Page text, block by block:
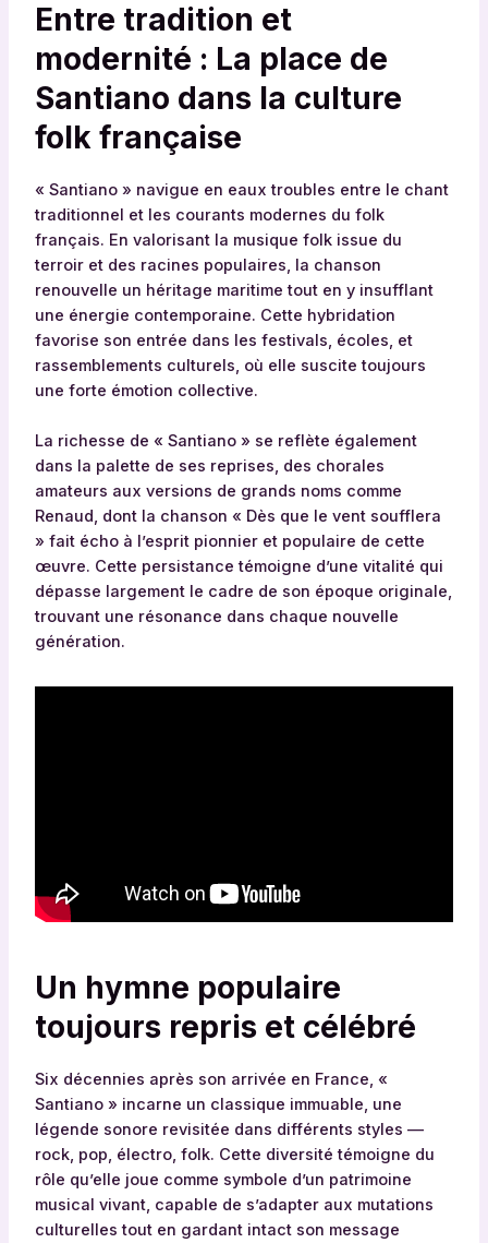
Entre tradition et
modernité : La place de
Santiano dans la culture
folk française
« Santiano » navigue en eaux troubles entre le chant
traditionnel et les courants modernes du folk
français. En valorisant la musique folk issue du
terroir et des racines populaires, la chanson
renouvelle un héritage maritime tout en y insufflant
une énergie contemporaine. Cette hybridation
favorise son entrée dans les festivals, écoles, et
rassemblements culturels, où elle suscite toujours
une forte émotion collective.
La richesse de « Santiano » se reflète également
dans la palette de ses reprises, des chorales
amateurs aux versions de grands noms comme
Renaud, dont la chanson « Dès que le vent soufflera
» fait écho à l’esprit pionnier et populaire de cette
œuvre. Cette persistance témoigne d’une vitalité qui
dépasse largement le cadre de son époque originale,
trouvant une résonance dans chaque nouvelle
génération.
Un hymne populaire
toujours repris et célébré
Six décennies après son arrivée en France, «
Santiano » incarne un classique immuable, une
légende sonore revisitée dans différents styles —
rock, pop, électro, folk. Cette diversité témoigne du
rôle qu’elle joue comme symbole d’un patrimoine
musical vivant, capable de s’adapter aux mutations
culturelles tout en gardant intact son message